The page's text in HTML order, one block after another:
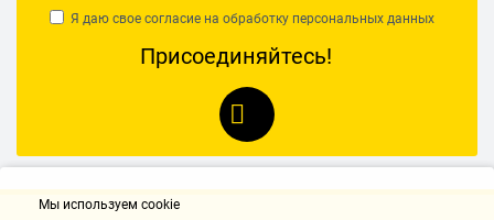
Я даю свое согласие на обработку персональных данных
Присоединяйтесь!
Мы используем cookie